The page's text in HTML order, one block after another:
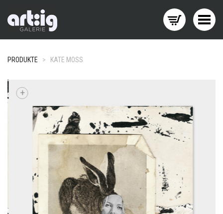
Menü wechseln
PRODUKTE > KATE MOSS
+